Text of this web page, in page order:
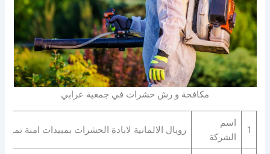
مكافحة و رش حشرات في جمعية عرابي
1
اسم
الشركة
رويال الالمانية لابادة الحشرات بمبيدات امنة تماما